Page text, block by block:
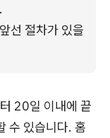
선 절차가 있을
20일 이내에 끝
수 있습니다. 홈